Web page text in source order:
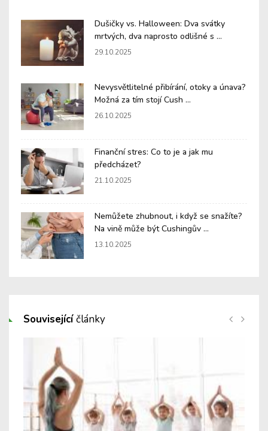
Dušičky vs. Halloween: Dva svátky
mrtvých, dva naprosto odlišné s ...
29.10.2025
Nevysvětlitelné přibírání, otoky a únava?
Možná za tím stojí Cush ...
26.10.2025
Finanční stres: Co to je a jak mu
předcházet?
21.10.2025
Nemůžete zhubnout, i když se snažíte?
Na vině může být Cushingův ...
13.10.2025
Souvisejícíčlánky